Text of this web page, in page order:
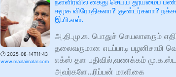
🕑 2025-08-14T11:43
www.maalaimalar.com
சமூக விரோதிகளா? குண்டர்களா?
இ.பி.எஸ்.
அ.தி.மு.க. பொதுச் செயலாளரும்
தலைவருமான எடப்பாடி பழனிசாமி
எக்ஸ் தள பதிவில்,வணக்கம்
அவர்களே...ரிப்பன் மாளிகை